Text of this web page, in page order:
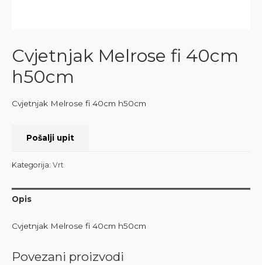
Cvjetnjak Melrose fi 40cm
h50cm
Cvjetnjak Melrose fi 40cm h50cm
Pošalji upit
Kategorija: Vrt
Opis
Cvjetnjak Melrose fi 40cm h50cm
Povezani proizvodi